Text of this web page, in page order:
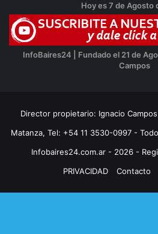
Hoy es 7 de Agosto
InfoBaires24 | Fundado el 21 de
Campos
Director propietario: Ignacio
Matanza, Tel: +54 11 3530-0997 -
Infobaires24.com.ar - 2026 -
PRIVACIDAD
Contacto